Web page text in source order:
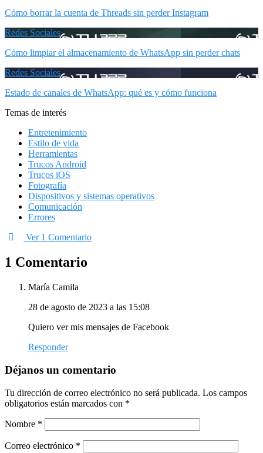
Cómo borrar la cuenta de Threads sin perder Instagram
Redes Sociales
Cómo limpiar el almacenamiento de WhatsApp sin perder chats
Redes Sociales
Estado de canales de WhatsApp: qué es y cómo funciona
Temas de interés
Entretenimiento
Estilo de vida
Herramientas
Trucos Android
Trucos iOS
Fotografía
Dispositivos y sistemas operativos
Comunicación
Errores
Ver 1 Comentario
1 Comentario
María Camila
28 de agosto de 2023 a las 15:08
Quiero ver mis mensajes de Facebook
Responder
Déjanos un comentario
Tu dirección de correo electrónico no será publicada. Los campos
obligatorios están marcados con *
Nombre *
Correo electrónico *